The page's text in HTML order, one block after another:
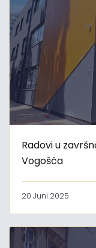
Radovi u
Vogošća
20 Juni 2025